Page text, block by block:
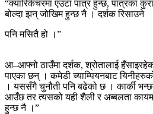
“क्यारिकेचरमा एउटा पात्र हुन्छ, पात्रका
बोल्दा झन् जोखिम हुन्छ नै । दर्शक रिसाउने
पनि मसितै हो ।”
आ–आफ्नो ठाउँमा दर्शक, श्रोतालाई
पाएका छन् । कमेडी च्याम्पियनबाट
। यससँगै चुनौती पनि बढेको छ । कार्की
आउँछ तर त्यसको यही शैली र अब्बलता
हुन्छ नै ।”